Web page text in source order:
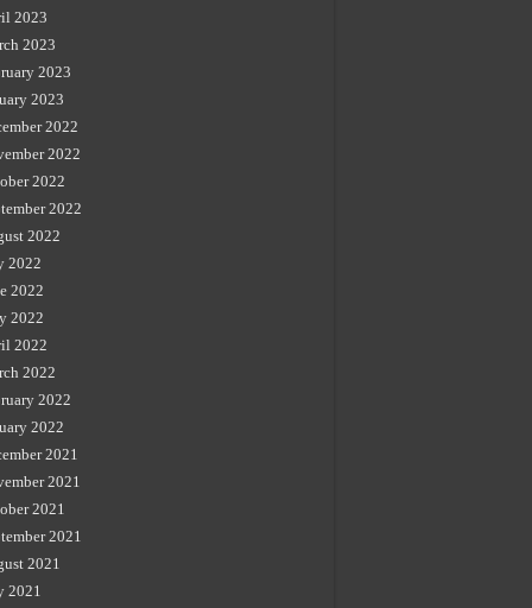
2023
2023
2023
2023
2022
2022
2022
2022
2022
2022
2022
2022
2022
2022
2022
2022
2021
2021
2021
2021
2021
2021